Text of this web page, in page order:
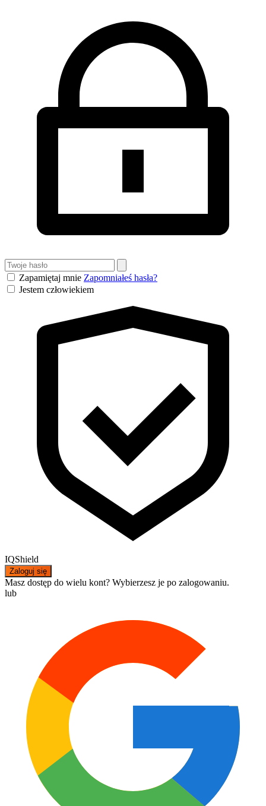
Zapamiętaj mnie Zapomniałeś hasła?
Jestem człowiekiem
IQShield
Zaloguj się
Masz dostęp do wielu kont? Wybierzesz je po zalogowaniu.
lub